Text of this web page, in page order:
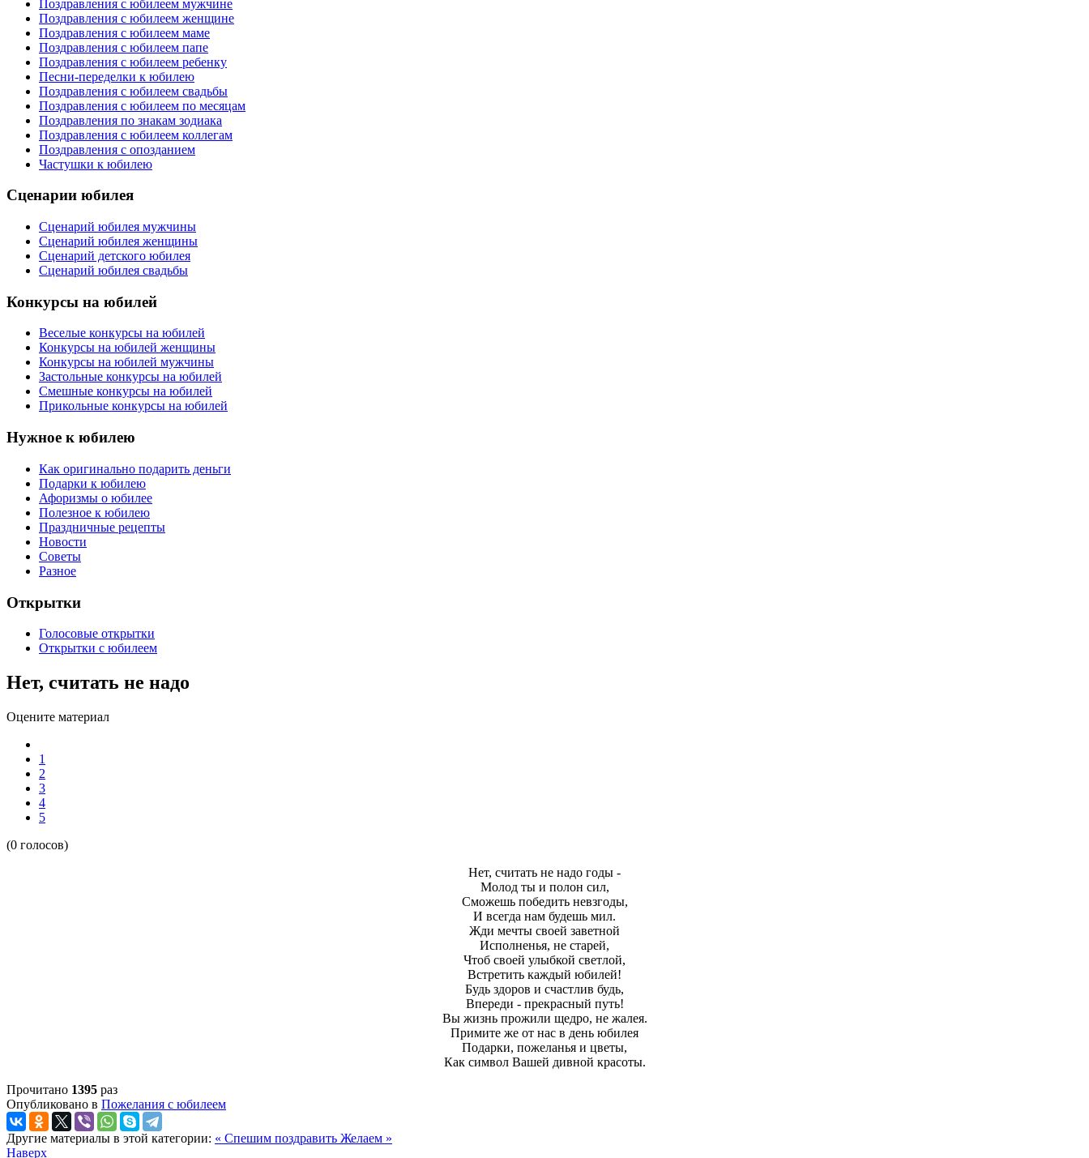
Поздравления с юбилеем мужчине
Поздравления с юбилеем женщине
Поздравления с юбилеем маме
Поздравления с юбилеем папе
Поздравления с юбилеем ребенку
Песни-переделки к юбилею
Поздравления с юбилеем свадьбы
Поздравления с юбилеем по месяцам
Поздравления по знакам зодиака
Поздравления с юбилеем коллегам
Поздравления с опозданием
Частушки к юбилею
Сценарии юбилея
Сценарий юбилея мужчины
Сценарий юбилея женщины
Сценарий детского юбилея
Сценарий юбилея свадьбы
Конкурсы на юбилей
Веселые конкурсы на юбилей
Конкурсы на юбилей женщины
Конкурсы на юбилей мужчины
Застольные конкурсы на юбилей
Смешные конкурсы на юбилей
Прикольные конкурсы на юбилей
Нужное к юбилею
Как оригинально подарить деньги
Подарки к юбилею
Афоризмы о юбилее
Полезное к юбилею
Праздничные рецепты
Новости
Советы
Разное
Открытки
Голосовые открытки
Открытки с юбилеем
Нет, считать не надо
Оцените материал
1
2
3
4
5
(0 голосов)
Нет, считать не надо годы -
Молод ты и полон сил,
Сможешь победить невзгоды,
И всегда нам будешь мил.
Жди мечты своей заветной
Исполненья, не старей,
Чтоб своей улыбкой светлой,
Встретить каждый юбилей!
Будь здоров и счастлив будь,
Впереди - прекрасный путь!
Вы жизнь прожили щедро, не жалея.
Примите же от нас в день юбилея
Подарки, пожеланья и цветы,
Как символ Вашей дивной красоты.
Прочитано 1395 раз
Опубликовано в Пожелания с юбилеем
Другие материалы в этой категории: « Спешим поздравить Желаем »
Наверх